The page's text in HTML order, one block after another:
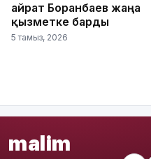
Қайрат Боранбаев жаңа
қызметке барды
5 тамыз, 2026
malim